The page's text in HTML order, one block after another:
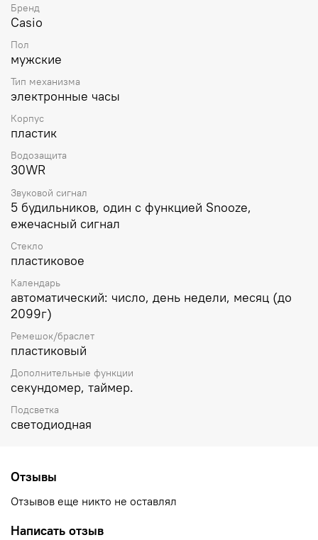
Бренд
Casio
Пол
мужские
Тип механизма
электронные часы
Корпус
пластик
Водозащита
30WR
Звуковой сигнал
5 будильников, один с функцией Snooze,
ежечасный сигнал
Стекло
пластиковое
Календарь
автоматический: число, день недели, месяц (до
2099г)
Ремешок/браслет
пластиковый
Дополнительные функции
секундомер, таймер.
Подсветка
светодиодная
Отзывы
Отзывов еще никто не оставлял
Написать отзыв